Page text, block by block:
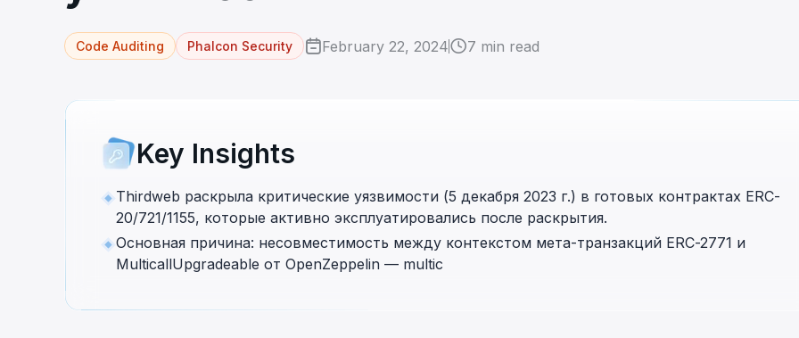
Phalcon Explorer
Visualize, simulate, and debug on-
Crypto AML API
Code Auditing Phalcon Security February 22, 2024 7 min read
Key Insights
Thirdweb раскрыла критические уязвимости (5 декабря 2023 г.) в готовых контрактах ERC-
20/721/1155, которые активно эксплуатировались после раскрытия.
Основная причина: несовместимость между контекстом мета-транзакций ERC-2771 и
MulticallUpgradeable от OpenZeppelin — multic